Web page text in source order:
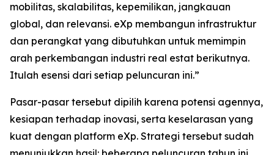
mobilitas, skalabilitas, kepemilikan, jangkauan
global, dan relevansi. eXp membangun infrastruktur
dan perangkat yang dibutuhkan untuk memimpin
arah perkembangan industri real estat berikutnya.
Itulah esensi dari setiap peluncuran ini.”
Pasar-pasar tersebut dipilih karena potensi agennya,
kesiapan terhadap inovasi, serta keselarasan yang
kuat dengan platform eXp. Strategi tersebut sudah